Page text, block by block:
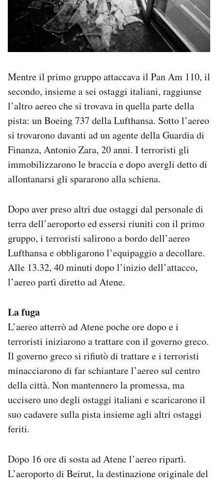
Mentre il primo gruppo attaccava il Pan Am 110, il
secondo, insieme a sei ostaggi italiani, raggiunse
l’altro aereo che si trovava in quella parte della
pista: un Boeing 737 della Lufthansa. Sotto l’aereo
si trovarono davanti ad un agente della Guardia di
Finanza, Antonio Zara, 20 anni. I terroristi gli
immobilizzarono le braccia e dopo avergli detto di
allontanarsi gli spararono alla schiena.
Dopo aver preso altri due ostaggi dal personale di
terra dell’aeroporto ed essersi riuniti con il primo
gruppo, i terroristi salirono a bordo dell’aereo
Lufthansa e obbligarono l’equipaggio a decollare.
Alle 13.32, 40 minuti dopo l’inizio dell’attacco,
l’aereo partì diretto ad Atene.
La fuga
L’aereo atterrò ad Atene poche ore dopo e i
terroristi iniziarono a trattare con il governo greco.
Il governo greco si rifiutò di trattare e i terroristi
minacciarono di far schiantare l’aereo sul centro
della città. Non mantennero la promessa, ma
uccisero uno degli ostaggi italiani e scaricarono il
suo cadavere sulla pista insieme agli altri ostaggi
feriti.
Dopo 16 ore di sosta ad Atene l’aereo ripartì.
L’aeroporto di Beirut, la destinazione originale del